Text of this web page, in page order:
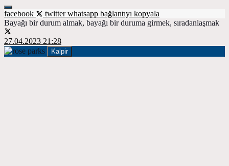
facebook twitterwhatsapp bağlantıyı kopyala
Bayağı bir durum almak, bayağı bir duruma girmek, sıradanlaşmak
27.04.2023 21:28
Kalpir